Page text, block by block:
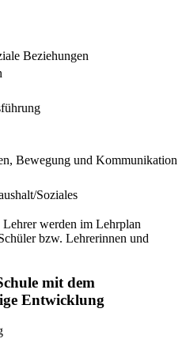
Beziehungen
Bewegung und Kommunikation
Soziales
werden im Lehrplan
bzw. Lehrerinnen und
mit dem
Entwicklung